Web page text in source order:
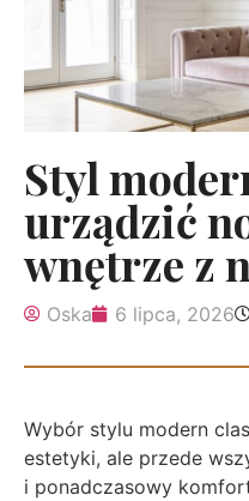
Styl
urządzić
wnętrze z
Oska 6 lipca, 2026
Wybór stylu modern
estetyki, ale przede
i ponadczasowy